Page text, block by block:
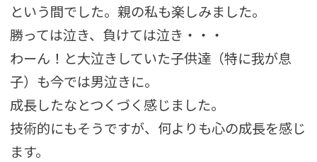
という間でした。親の私も楽しみました。
勝っては泣き、負けては泣き・・・
わーん！と大泣きしていた子供達（特に我が息
子）も今では男泣きに。
成長したなとつくづく感じました。
技術的にもそうですが、何よりも心の成長を感じ
ます。